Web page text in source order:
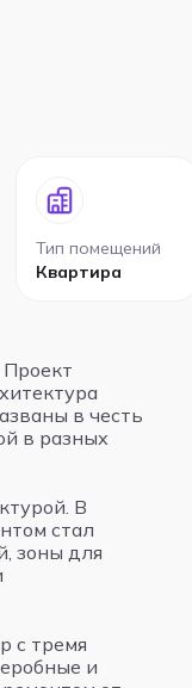
Тип помещений
Квартира
в честь
в разных
В
стал
зоны для
с тремя
и